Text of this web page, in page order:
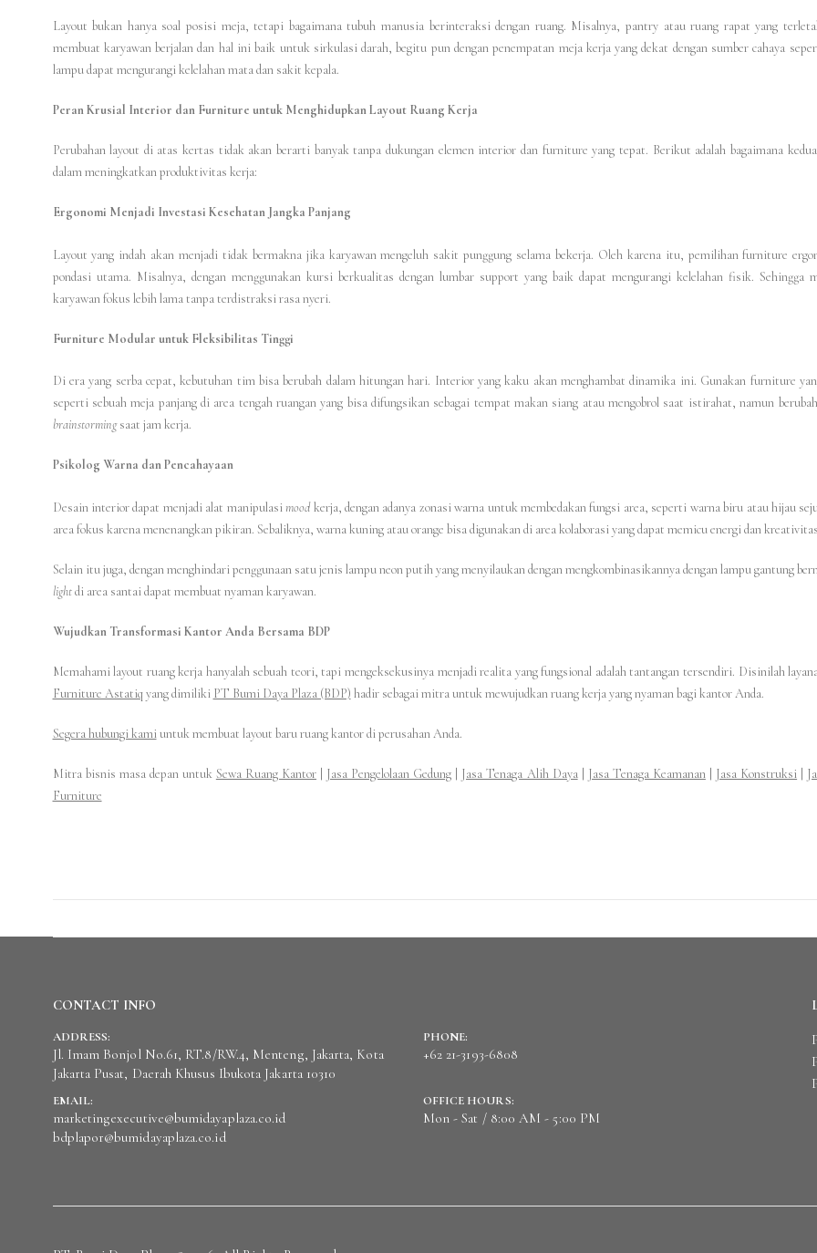
Layout bukan hanya soal posisi meja, tetapi bagaimana tubuh manusia berinteraksi dengan ruang. Misalnya, pantry atau ruang rapat yang
membuat karyawan berjalan dan hal ini baik untuk sirkulasi darah, begitu pun dengan penempatan meja kerja yang dekat dengan sumber cahaya
lampu dapat mengurangi kelelahan mata dan sakit kepala.
Peran Krusial Interior dan Furniture untuk Menghidupkan Layout Ruang Kerja
Perubahan layout di atas kertas tidak akan berarti banyak tanpa dukungan elemen interior dan furniture yang tepat. Berikut adalah bagaimana
dalam meningkatkan produktivitas kerja:
Ergonomi Menjadi Investasi Kesehatan Jangka Panjang
Layout yang indah akan menjadi tidak bermakna jika karyawan mengeluh sakit punggung selama bekerja. Oleh karena itu, pemilihan furniture
pondasi utama. Misalnya, dengan menggunakan kursi berkualitas dengan lumbar support yang baik dapat mengurangi kelelahan fisik. Sehingga
karyawan fokus lebih lama tanpa terdistraksi rasa nyeri.
Furniture Modular untuk Fleksibilitas Tinggi
Di era yang serba cepat, kebutuhan tim bisa berubah dalam hitungan hari. Interior yang kaku akan menghambat dinamika ini. Gunakan furniture
seperti sebuah meja panjang di area tengah ruangan yang bisa difungsikan sebagai tempat makan siang atau mengobrol saat istirahat, namun
brainstormingsaat jam kerja.
Psikolog Warna dan Pencahayaan
Desain interior dapat menjadi alat manipulasi moodkerja, dengan adanya zonasi warna untuk membedakan fungsi area, seperti warna biru atau hijau
area fokus karena menenangkan pikiran. Sebaliknya, warna kuning atau orange bisa digunakan di area kolaborasi yang dapat memicu energi dan
Selain itu juga, dengan menghindari penggunaan satu jenis lampu neon putih yang menyilaukan dengan mengkombinasikannya dengan lampu gantung
lightdi area santai dapat membuat nyaman karyawan.
Wujudkan Transformasi Kantor Anda Bersama BDP
Memahami layout ruang kerja hanyalah sebuah teori, tapi mengeksekusinya menjadi realita yang fungsional adalah tantangan tersendiri. Disinilah
Furniture Astatiqyang dimiliki PT Bumi Daya Plaza (BDP) hadir sebagai mitra untuk mewujudkan ruang kerja yang nyaman bagi kantor Anda.
Segera hubungi kamiuntuk membuat layout baru ruang kantor di perusahan Anda.
Mitra bisnis masa depan untuk Sewa Ruang Kantor| Jasa Pengelolaan Gedung Jasa Tenaga Alih Daya| Jasa Tenaga Keamanan| Jasa Konstruksi
Furniture
CONTACT INFO
ADDRESS:
Jl. Imam Bonjol No.61, RT.8/RW.4, Menteng, Jakarta, Kota
Jakarta Pusat, Daerah Khusus Ibukota Jakarta 10310
PHONE:
+62 21-3193-6808
EMAIL:
marketingexecutive@bumidayaplaza.co.id
bdplapor@bumidayaplaza.co.id
OFFICE HOURS:
Mon - Sat / 8:00 AM - 5:00 PM